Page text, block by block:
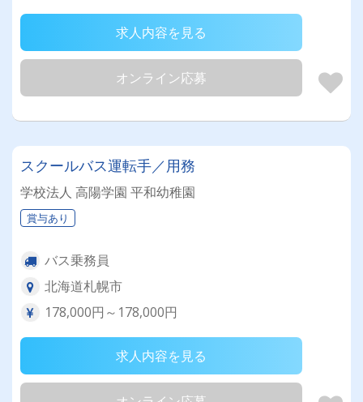
求人内容を見る
オンライン応募
スクールバス運転手／用務
学校法人 高陽学園 平和幼稚園
賞与あり
バス乗務員
北海道札幌市
178,000円～178,000円
求人内容を見る